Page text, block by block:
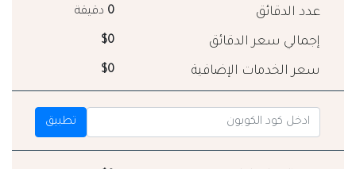
عدد الدقائق 0 دقيقة
إجمالي سعر الدقائق $0
سعر الخدمات الإضافية $0
تطبيق